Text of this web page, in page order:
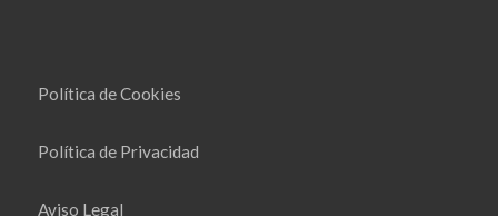
Política de Cookies
Política de Privacidad
Aviso Legal